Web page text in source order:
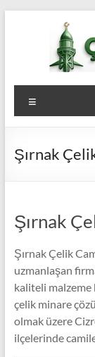
Çelik
Çelik
Minare
Çelik
Minare
Firması
Çelik
Minare,
Çelik
Şırnak
Şırnak
Şırnak Çelik
uzmanlaşan
kaliteli malzeme
çelik minare
olmak üzere
ilçelerinde